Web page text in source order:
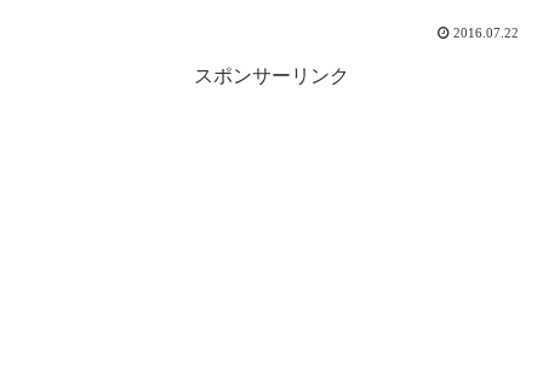
2016.07.22
スポンサーリンク